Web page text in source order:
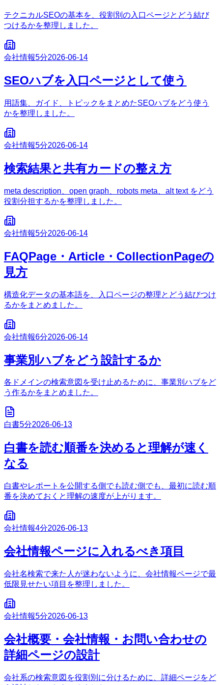
テクニカルSEOの基本を、役割別の入口ページとどう結び
つけるかを整理しました。
会社情報5分2026-06-14
SEOハブを入口ページとして使う
用語集、ガイド、トピックをまとめたSEOハブをどう使う
かを整理しました。
会社情報5分2026-06-14
検索結果と共有カードの整え方
meta description、open graph、robots meta、alt text をどう
役割分担するかを整理しました。
会社情報5分2026-06-14
FAQPage・Article・CollectionPageの
見方
構造化データの基本語を、入口ページの整理とどう結びつけ
るかをまとめました。
会社情報6分2026-06-14
事業別ハブをどう設計するか
各ドメインの検索意図を受け止めるために、事業別ハブをど
う作るかをまとめました。
白書5分2026-06-13
白書を読む順番を決めると理解が速く
なる
白書やレポートを公開する側でも読む側でも、最初に読む順
番を決めておくと理解の速度が上がります。
会社情報4分2026-06-13
会社情報ページに入れるべき項目
会社名検索で来た人が迷わないように、会社情報ページで最
低限見せたい項目を整理しました。
会社情報5分2026-06-13
会社概要・会社情報・お問い合わせの
詳細ページの設計
会社系の検索意図を役割別に分けるために、詳細ページをど